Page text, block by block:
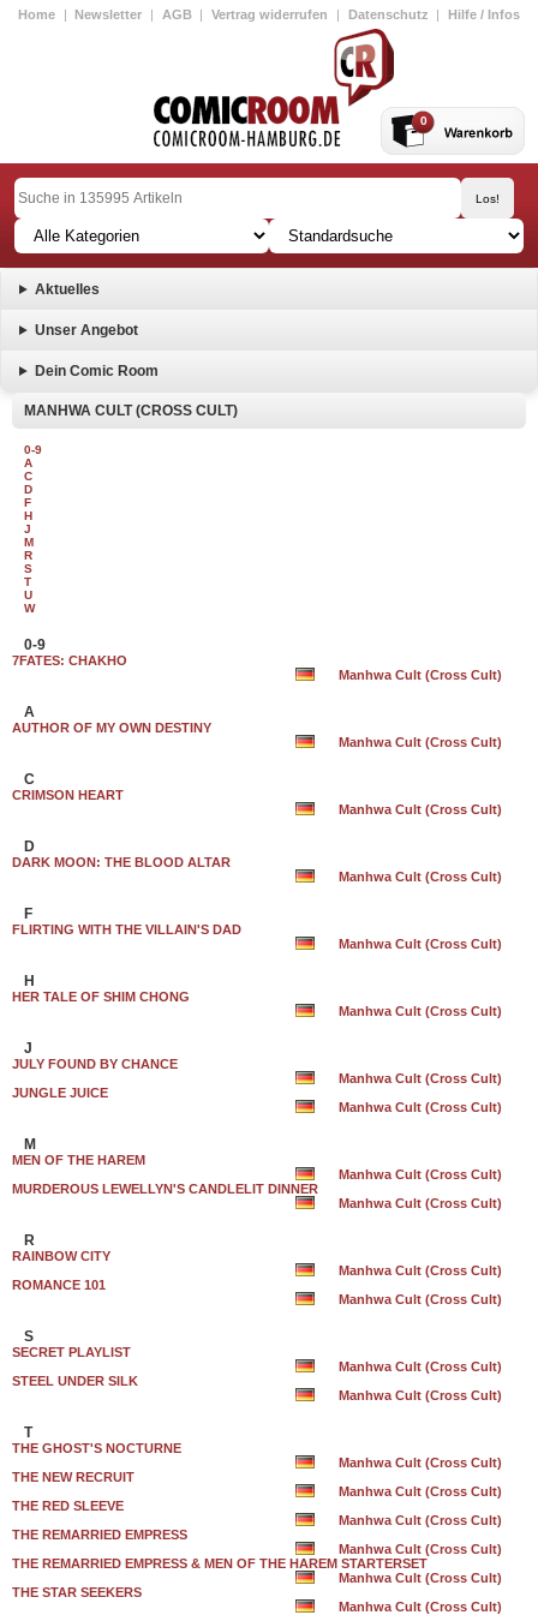
Home | Newsletter | AGB | Vertrag widerrufen | Datenschutz | Hilfe / Infos
0
Aktuelles
Unser Angebot
Dein Comic Room
MANHWA CULT (CROSS CULT)
0-9
A
C
D
F
H
J
M
R
S
T
U
W
0-9
7FATES: CHAKHO
Manhwa Cult (Cross Cult)
A
AUTHOR OF MY OWN DESTINY
Manhwa Cult (Cross Cult)
C
CRIMSON HEART
Manhwa Cult (Cross Cult)
D
DARK MOON: THE BLOOD ALTAR
Manhwa Cult (Cross Cult)
F
FLIRTING WITH THE VILLAIN'S DAD
Manhwa Cult (Cross Cult)
H
HER TALE OF SHIM CHONG
Manhwa Cult (Cross Cult)
J
JULY FOUND BY CHANCE
Manhwa Cult (Cross Cult)
JUNGLE JUICE
Manhwa Cult (Cross Cult)
M
MEN OF THE HAREM
Manhwa Cult (Cross Cult)
MURDEROUS LEWELLYN'S CANDLELIT DINNER
Manhwa Cult (Cross Cult)
R
RAINBOW CITY
Manhwa Cult (Cross Cult)
ROMANCE 101
Manhwa Cult (Cross Cult)
S
SECRET PLAYLIST
Manhwa Cult (Cross Cult)
STEEL UNDER SILK
Manhwa Cult (Cross Cult)
T
THE GHOST'S NOCTURNE
Manhwa Cult (Cross Cult)
THE NEW RECRUIT
Manhwa Cult (Cross Cult)
THE RED SLEEVE
Manhwa Cult (Cross Cult)
THE REMARRIED EMPRESS
Manhwa Cult (Cross Cult)
THE REMARRIED EMPRESS & MEN OF THE HAREM STARTERSET
Manhwa Cult (Cross Cult)
THE STAR SEEKERS
Manhwa Cult (Cross Cult)